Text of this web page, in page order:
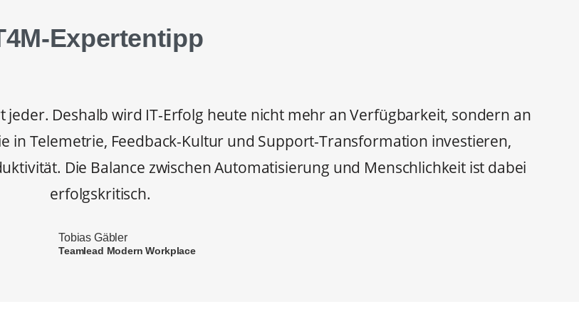
Expertentipp
jeder. Deshalb wird IT-Erfolg heute nicht mehr an Verfügbarkeit, sondern an
in Telemetrie, Feedback-Kultur und Support-Transformation investieren,
Die Balance zwischen Automatisierung und Menschlichkeit ist dabei
erfolgskritisch.
Tobias Gäbler
Teamlead Modern Workplace